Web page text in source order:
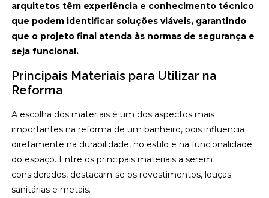
arquitetos têm experiência e conhecimento técnico
que podem identificar soluções viáveis, garantindo
que o projeto final atenda às normas de segurança e
seja funcional.
Principais Materiais para Utilizar na
Reforma
A escolha dos materiais é um dos aspectos mais
importantes na reforma de um banheiro, pois influencia
diretamente na durabilidade, no estilo e na funcionalidade
do espaço. Entre os principais materiais a serem
considerados, destacam-se os revestimentos, louças
sanitárias e metais.